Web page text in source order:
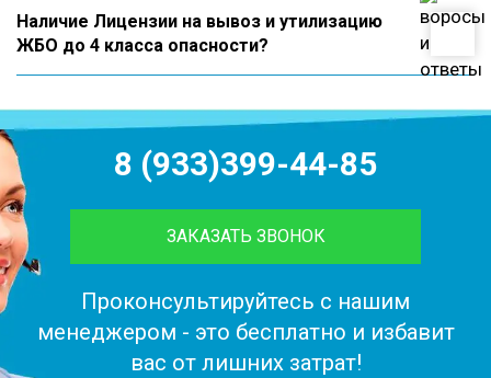
Наличие Лицензии на вывоз и утилизацию
ЖБО до 4 класса опасности?
8 (933)399-44-85
ЗАКАЗАТЬ ЗВОНОК
Проконсультируйтесь с нашим
менеджером - это бесплатно и избавит
вас от лишних затрат!